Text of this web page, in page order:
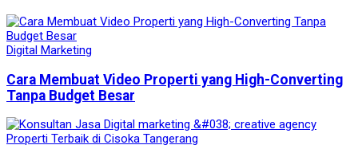
Digital Marketing
Cara Membuat Video Properti yang High-Converting
Tanpa Budget Besar